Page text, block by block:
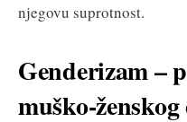
njegovu suprotnost.
Genderizam –
muško-